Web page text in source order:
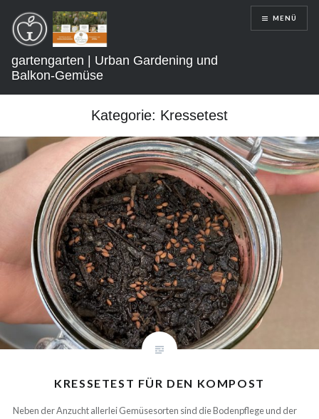
zum
Inhalt
gartengarten | Urban Gardening und
Balkon-Gemüse
MENÜ
Kategorie: Kressetest
KRESSETEST FÜR DEN KOMPOST
Neben der Anzucht allerlei Gemüsesorten sind die Bodenpflege und der